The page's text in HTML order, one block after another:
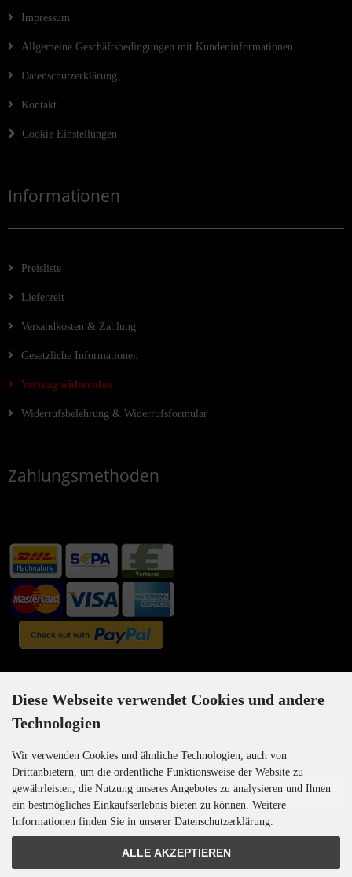
Impressum
Allgemeine Geschäftsbedingungen mit Kundeninformationen
Datenschutzerklärung
Kontakt
Cookie Einstellungen
Informationen
Preisliste
Lieferzeit
Versandkosten & Zahlung
Gesetzliche Informationen
Vertrag widerrufen
Widerrufsbelehrung & Widerrufsformular
Zahlungsmethoden
Newsletter-Anmeldung
E-Mail-Adresse:
Der Newsletter kann jederzeit hier oder in Ihrem Kundenkonto abbestellt werden.
Diese Webseite verwendet Cookies und andere
Technologien
Wir verwenden Cookies und ähnliche Technologien, auch von
Drittanbietern, um die ordentliche Funktionsweise der Website zu
gewährleisten, die Nutzung unseres Angebotes zu analysieren und Ihnen
ein bestmögliches Einkaufserlebnis bieten zu können. Weitere
Informationen finden Sie in unserer Datenschutzerklärung.
ALLE AKZEPTIEREN